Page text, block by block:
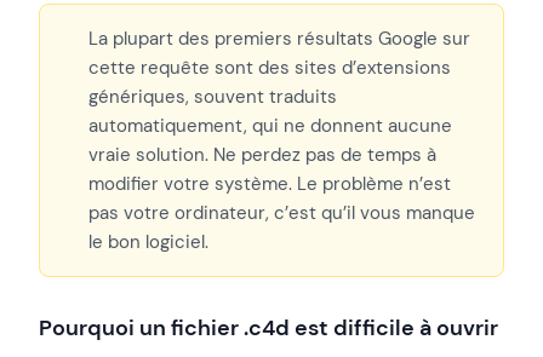
La plupart des premiers résultats Google sur
cette requête sont des sites d’extensions
génériques, souvent traduits
automatiquement, qui ne donnent aucune
vraie solution. Ne perdez pas de temps à
modifier votre système. Le problème n’est
pas votre ordinateur, c’est qu’il vous manque
le bon logiciel.
Pourquoi un fichier .c4d est difficile à ouvrir